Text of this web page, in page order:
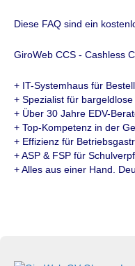
Diese FAQ sind ein
GiroWeb CCS - Cashless
+ IT-Systemhaus für
+ Spezialist für
+ Über 30 Jahre EDV-
+ Top-Kompetenz in der
+ Effizienz für
+ ASP & FSP für
+ Alles aus einer Hand.